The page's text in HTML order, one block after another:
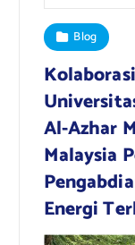
Blog
Al-Azhar
Malaysia
Energi